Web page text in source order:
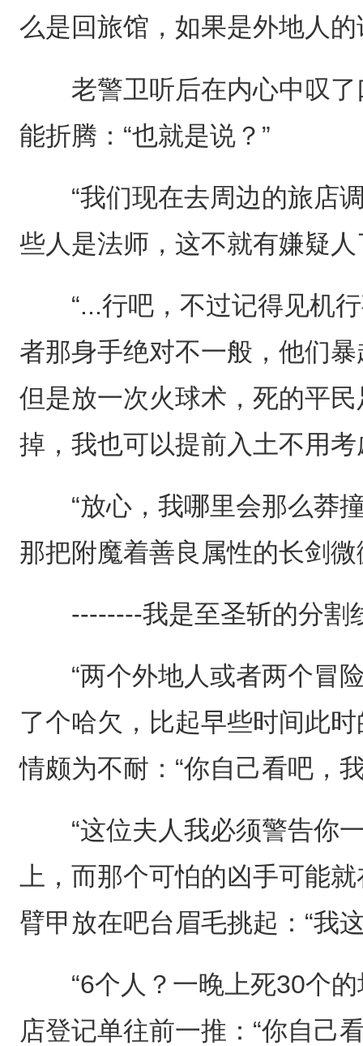
么是回旅馆，如果是外地人
老警卫听后在内心中叹了
能折腾：“也就是说？”
“我们现在去周边的旅店调
些人是法师，这不就有嫌疑人
“...行吧，不过记得见机行
者那身手绝对不一般，他们
但是放一次火球术，死的平
掉，我也可以提前入土不用
“放心，我哪里会那么莽撞
那把附魔着善良属性的长剑
--------我是至圣斩的分割
“两个外地人或者两个冒险
了个哈欠，比起早些时间此
情颇为不耐：“你自己看吧，
“这位夫人我必须警告你一
上，而那个可怕的凶手可能
臂甲放在吧台眉毛挑起：“我
“6个人？一晚上死30个的
店登记单往前一推：“你自己